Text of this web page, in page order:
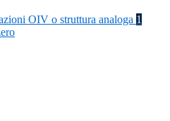
OIV o struttura analoga 1